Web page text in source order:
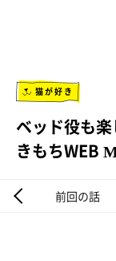
猫が好き
ベッド役も
きもちWEB
前回の話